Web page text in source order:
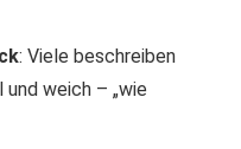
: Viele beschreiben
und weich – „wie